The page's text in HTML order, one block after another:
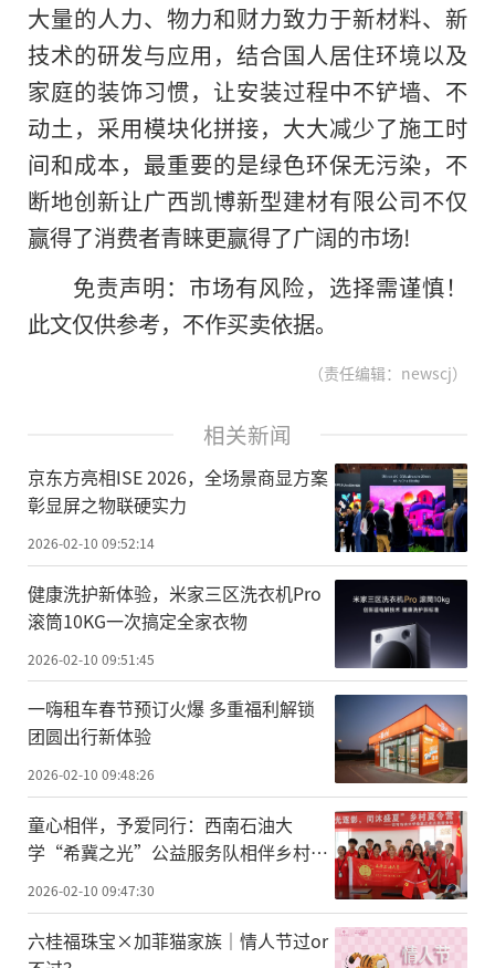
大量的人力、物力和财力致力于新材料、新
技术的研发与应用，结合国人居住环境以及
家庭的装饰习惯，让安装过程中不铲墙、不
动土，采用模块化拼接，大大减少了施工时
间和成本，最重要的是绿色环保无污染，不
断地创新让广西凯博新型建材有限公司不仅
赢得了消费者青睐更赢得了广阔的市场!
免责声明：市场有风险，选择需谨慎！
此文仅供参考，不作买卖依据。
（责任编辑：newscj）
相关新闻
京东方亮相ISE 2026，全场景商显方案
彰显屏之物联硬实力
2026-02-10 09:52:14
健康洗护新体验，米家三区洗衣机Pro
滚筒10KG一次搞定全家衣物
2026-02-10 09:51:45
一嗨租车春节预订火爆 多重福利解锁
团圆出行新体验
2026-02-10 09:48:26
童心相伴，予爱同行：西南石油大
学“希冀之光”公益服务队相伴乡村儿
童快乐成长
2026-02-10 09:47:30
六桂福珠宝×加菲猫家族｜情人节过or